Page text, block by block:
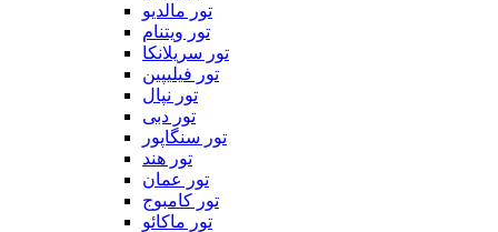
تور مالدیو
تور ویتنام
تور سریلانکا
تور فیلیپین
تور نپال
تور دبی
تور سنگاپور
تور هند
تور عمان
تور کامبوج
تور ماکائو